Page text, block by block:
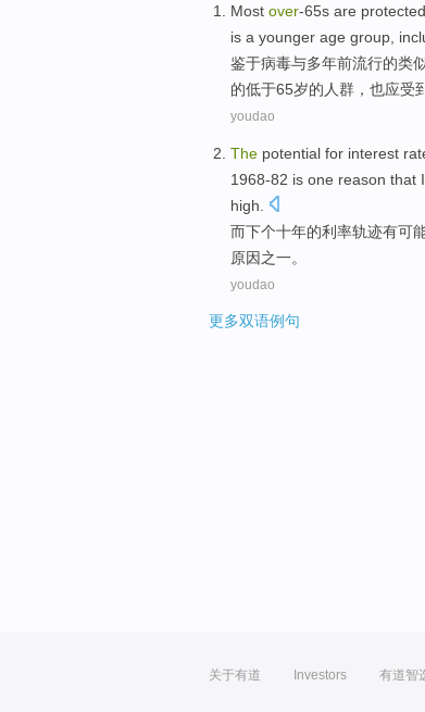
Most over-65s are protected
is a younger age group
鉴于病毒与多年前流行的类
的低于65岁的 人群 ，也应受
youdao
The potential for interest
1968-82 is one reason that I
high.
而下个十年的利率轨迹有可
原因之一。
youdao
更多双语例句
关于有道 Investors 有道智